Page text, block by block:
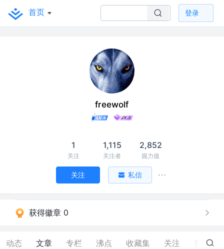
首页 登录
freewolf
1
关注
1,115
关注者
2,852
掘力值
关注 私信
获得徽章 0
动态 文章 专栏 沸点 收藏集 关注 6